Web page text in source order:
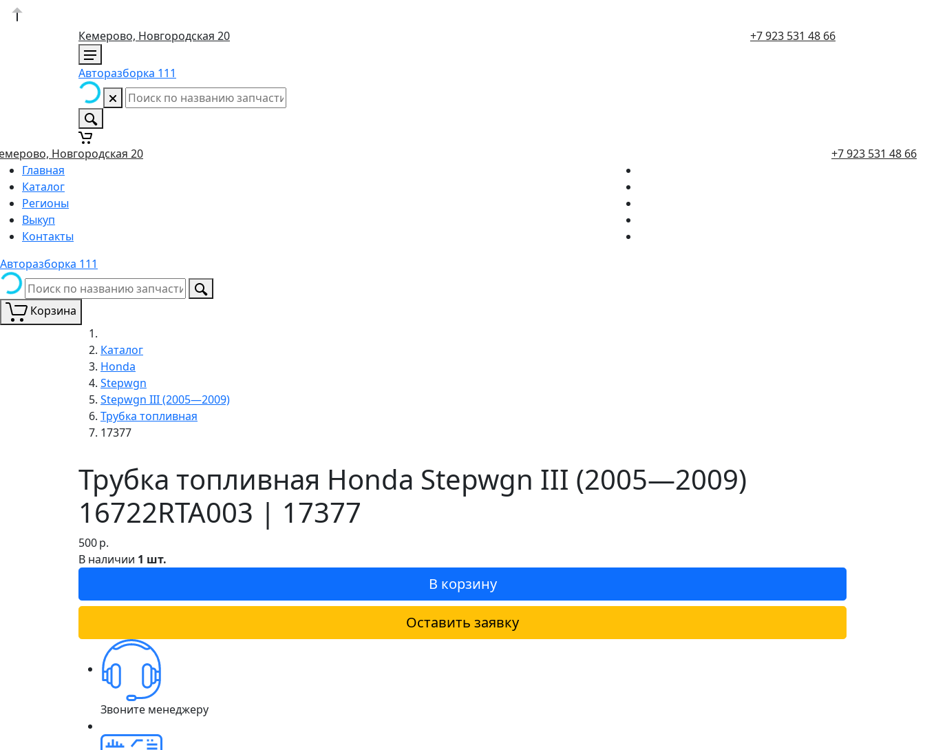
Кемерово, Новгородская 20 +7 923 531 48 66
Авторазборка 111
Новгородская 20
+7 923 531 48 66
Главная
Каталог
Регионы
Выкуп
Контакты
Авторазборка 111
Корзина
Каталог
Honda
Stepwgn
Stepwgn III (2005—2009)
Трубка топливная
17377
Трубка топливная Honda Stepwgn III (2005—2009)
16722RTA003 | 17377
500р.
В наличии 1 шт.
В корзину
Оставить заявку
Звоните менеджеру